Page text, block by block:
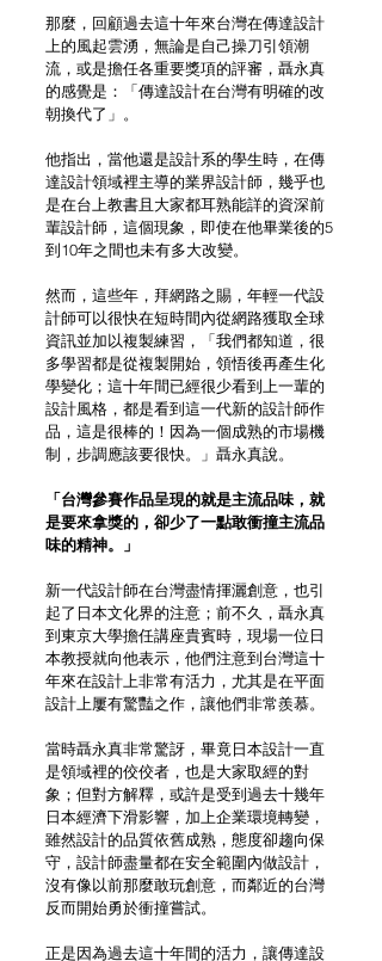
那麼，回顧過去這十年來台灣在傳達設計
上的風起雲湧，無論是自己操刀引領潮
流，或是擔任各重要獎項的評審，聶永真
的感覺是：「傳達設計在台灣有明確的改
朝換代了」。
他指出，當他還是設計系的學生時，在傳
達設計領域裡主導的業界設計師，幾乎也
是在台上教書且大家都耳熟能詳的資深前
輩設計師，這個現象，即使在他畢業後的5
到10年之間也未有多大改變。
然而，這些年，拜網路之賜，年輕一代設
計師可以很快在短時間內從網路獲取全球
資訊並加以複製練習，「我們都知道，很
多學習都是從複製開始，領悟後再產生化
學變化；這十年間已經很少看到上一輩的
設計風格，都是看到這一代新的設計師作
品，這是很棒的！因為一個成熟的市場機
制，步調應該要很快。」聶永真說。
「台灣參賽作品呈現的就是主流品味，就
是要來拿獎的，卻少了一點敢衝撞主流品
味的精神。」
新一代設計師在台灣盡情揮灑創意，也引
起了日本文化界的注意；前不久，聶永真
到東京大學擔任講座貴賓時，現場一位日
本教授就向他表示，他們注意到台灣這十
年來在設計上非常有活力，尤其是在平面
設計上屢有驚豔之作，讓他們非常羨慕。
當時聶永真非常驚訝，畢竟日本設計一直
是領域裡的佼佼者，也是大家取經的對
象；但對方解釋，或許是受到過去十幾年
日本經濟下滑影響，加上企業環境轉變，
雖然設計的品質依舊成熟，態度卻趨向保
守，設計師盡量都在安全範圍內做設計，
沒有像以前那麼敢玩創意，而鄰近的台灣
反而開始勇於衝撞嘗試。
正是因為過去這十年間的活力，讓傳達設